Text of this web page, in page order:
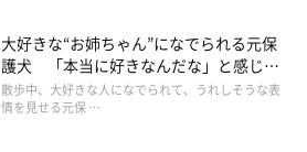
大好きな“お姉ちゃん”になでられる元保
護犬 「本当に好きなんだな」と感じる
表情にほっこり
散歩中、大好きな人になでられて、うれしそうな表
情を見せる元保 …